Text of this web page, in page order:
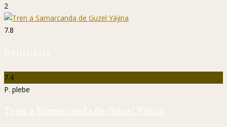
2
7.8
P. Hislibris
7.4
P. plebe
Tren a Samarcanda de Guzel Yájina